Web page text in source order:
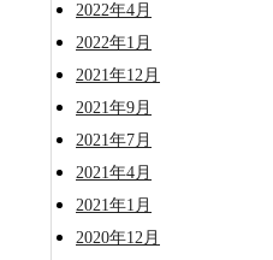
2022年4月
2022年1月
2021年12月
2021年9月
2021年7月
2021年4月
2021年1月
2020年12月